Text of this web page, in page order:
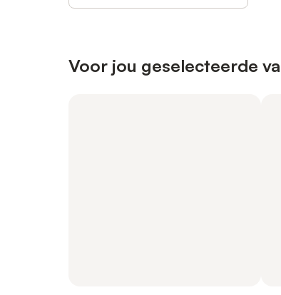
Voor jou geselecteerde